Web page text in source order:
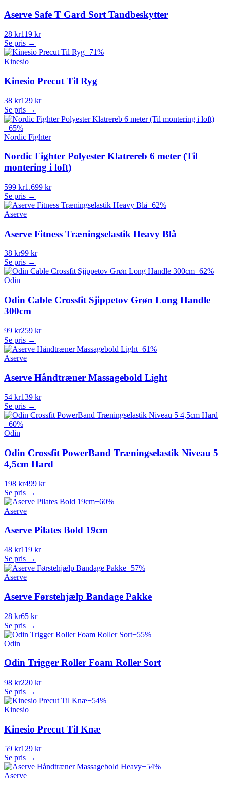
Aserve Safe T Gard Sort Tandbeskytter
28 kr119 kr
Se pris →
−71%
Kinesio
Kinesio Precut Til Ryg
38 kr129 kr
Se pris →
−65%
Nordic Fighter
Nordic Fighter Polyester Klatrereb 6 meter (Til
montering i loft)
599 kr1.699 kr
Se pris →
−62%
Aserve
Aserve Fitness Træningselastik Heavy Blå
38 kr99 kr
Se pris →
−62%
Odin
Odin Cable Crossfit Sjippetov Grøn Long Handle
300cm
99 kr259 kr
Se pris →
−61%
Aserve
Aserve Håndtræner Massagebold Light
54 kr139 kr
Se pris →
−60%
Odin
Odin Crossfit PowerBand Træningselastik Niveau 5
4,5cm Hard
198 kr499 kr
Se pris →
−60%
Aserve
Aserve Pilates Bold 19cm
48 kr119 kr
Se pris →
−57%
Aserve
Aserve Førstehjælp Bandage Pakke
28 kr65 kr
Se pris →
−55%
Odin
Odin Trigger Roller Foam Roller Sort
98 kr220 kr
Se pris →
−54%
Kinesio
Kinesio Precut Til Knæ
59 kr129 kr
Se pris →
−54%
Aserve